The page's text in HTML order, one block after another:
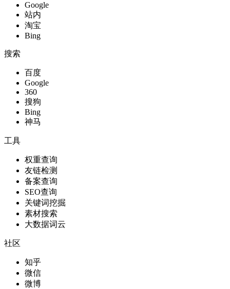
Google
站内
淘宝
Bing
搜索
百度
Google
360
搜狗
Bing
神马
工具
权重查询
友链检测
备案查询
SEO查询
关键词挖掘
素材搜索
大数据词云
社区
知乎
微信
微博